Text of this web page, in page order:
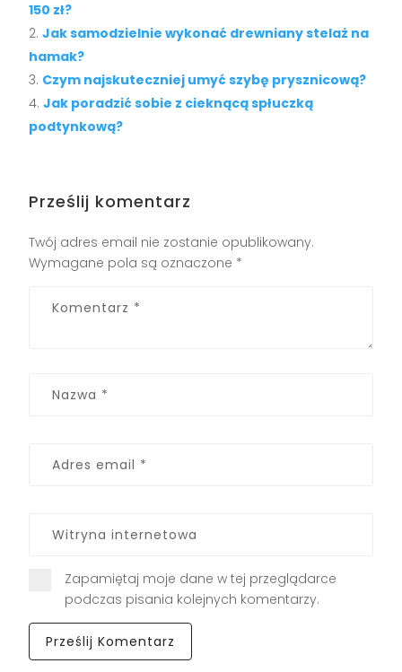
150 zł?
Jak samodzielnie wykonać drewniany stelaż na
hamak?
Czym najskuteczniej umyć szybę prysznicową?
Jak poradzić sobie z cieknącą spłuczką
podtynkową?
Prześlij komentarz
Twój adres email nie zostanie opublikowany.
Wymagane pola są oznaczone *
Zapamiętaj moje dane w tej przeglądarce
podczas pisania kolejnych komentarzy.